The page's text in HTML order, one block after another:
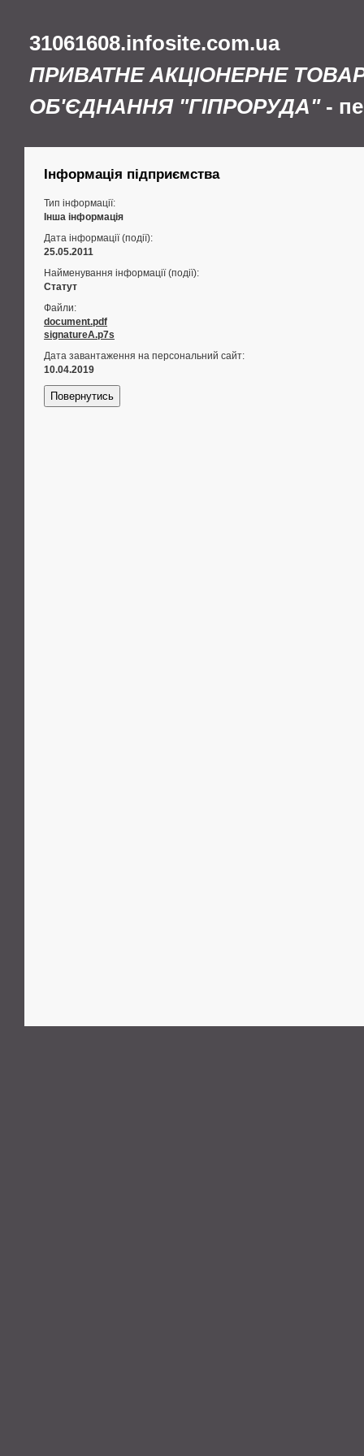
31061608.infosite.com.ua
ПРИВАТНЕ АКЦІОНЕРНЕ
ОБ'ЄДНАННЯ "ГІПРОРУДА"-
Інформація підприємства
Тип інформації:
Інша інформація
Дата інформації (події):
25.05.2011
Найменування інформації (події):
Статут
Файли:
document.pdf
signatureA.p7s
Дата завантаження на персональний сайт:
10.04.2019
Повернутись